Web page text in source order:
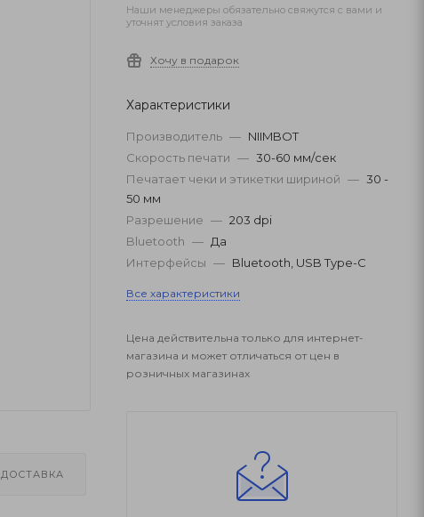
ДОСТАВКА
Наши менеджеры обязательно свяжутся с вами и
уточнят условия заказа
Хочу в подарок
Характеристики
Производитель — NIIMBOT
Скорость печати — 30-60 мм/сек
Печатает чеки и этикетки шириной — 30 -
50 мм
Разрешение — 203 dpi
Bluetooth — Да
Интерфейсы — Bluetooth, USB Type-C
Все характеристики
Цена действительна только для интернет-
магазина и может отличаться от цен в
розничных магазинах